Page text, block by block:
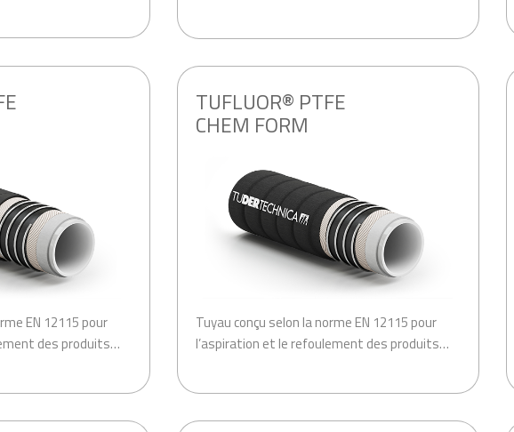
EN 12115 pour
des produits…
TUFLUOR® PTFE
CHEM FORM
Tuyau conçu selon la norme EN 12115 pour
l’aspiration et le refoulement des produits…